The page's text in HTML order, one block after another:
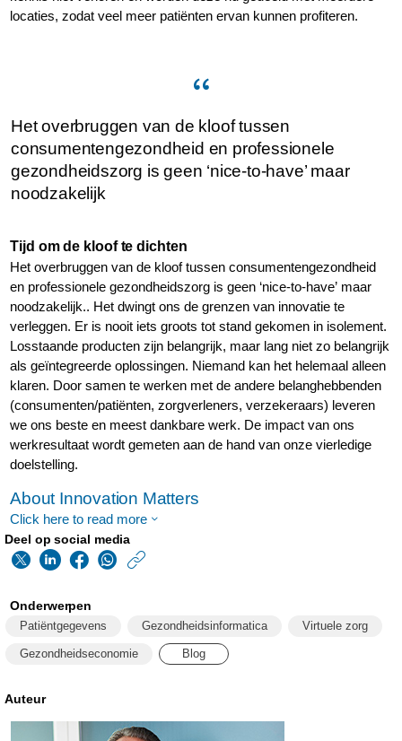
locaties, zodat veel meer patiënten ervan kunnen profiteren.
Het overbruggen van de kloof tussen
consumentengezondheid en professionele
gezondheidszorg is geen ‘nice-to-have’ maar
noodzakelijk
Tijd om de kloof te dichten
Het overbruggen van de kloof tussen consumentengezondheid
en professionele gezondheidszorg is geen ‘nice-to-have’ maar
noodzakelijk.. Het dwingt ons de grenzen van innovatie te
verleggen. Er is nooit iets groots tot stand gekomen in isolement.
Losstaande producten zijn belangrijk, maar lang niet zo belangrijk
als geïntegreerde oplossingen. Niemand kan het helemaal alleen
klaren. Door samen te werken met de andere belanghebbenden
(consumenten/patiënten, zorgverleners, verzekeraars) leveren
we ons beste en meest dankbare werk. De impact van ons
werkresultaat wordt gemeten aan de hand van onze vierledige
doelstelling.
About Innovation Matters
Click here to read more
Deel op social media
hoe-
always-
kan-
Onderwerpen
Patiëntgegevens Gezondheidsinformatica Virtuele zorg
Gezondheidseconomie Blog
Auteur